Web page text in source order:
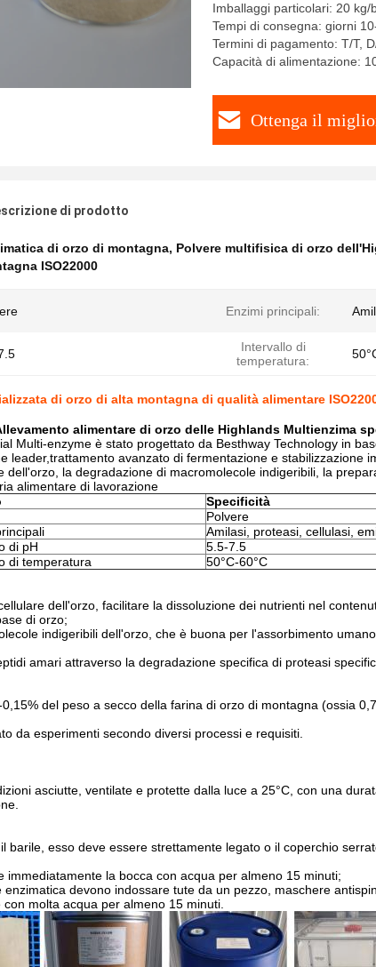
Imballaggi particolari: 20 kg/
Tempi di consegna: giorni
Termini di pagamento: T/T,
Capacità di alimentazione:
Ottenga il
di prodotto
di orzo di montagna, Polvere multifisica di orzo
ISO22000
Enzimi principali:
Intervallo di
temperatura:
di orzo di alta montagna di qualità alimentare
alimentare di orzo delle Highlands Multienzima
Multi-enzyme è stato progettato da Besthway Technology in
leader,trattamento avanzato di fermentazione e stabilizzazione
dell'orzo, la degradazione di macromolecole indigeribili, la
alimentare di lavorazione
Specificità
Polvere
Amilasi, proteasi, cellulasi,
di pH
5.5-7.5
di temperatura
50°C-60°C
dell'orzo, facilitare la dissoluzione dei nutrienti nel
di orzo;
indigeribili dell'orzo, che è buona per l'assorbimento
amari attraverso la degradazione specifica di proteasi
del peso a secco della farina di orzo di montagna (ossia
da esperimenti secondo diversi processi e requisiti.
asciutte, ventilate e protette dalla luce a 25°C, con una
barile, esso deve essere strettamente legato o il coperchio
immediatamente la bocca con acqua per almeno 15 minuti;
devono indossare tute da un pezzo, maschere
molta acqua per almeno 15 minuti.